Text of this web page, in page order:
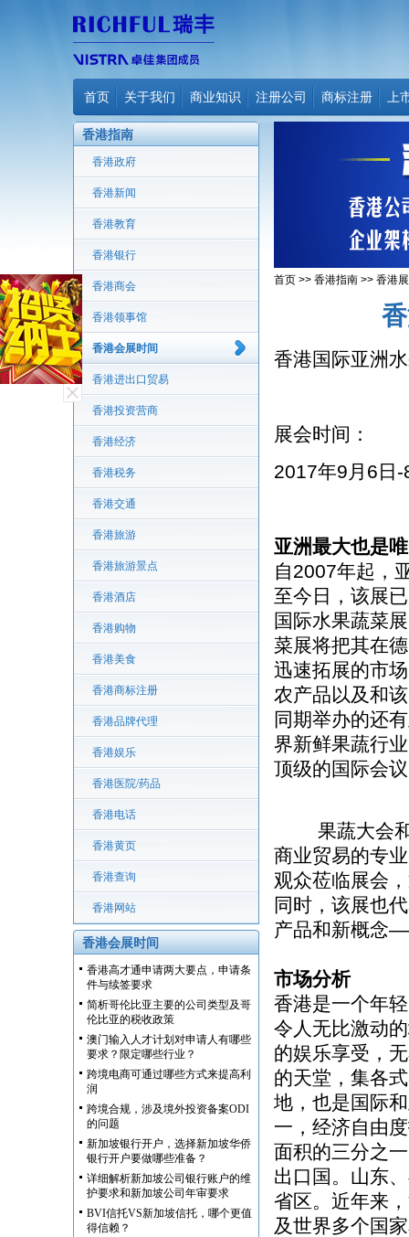
首页 关于我们 商业知识 注册公司 商标注册 上
香港指南
香港政府
香港新闻
香港教育
香港银行
香港商会
香港领事馆
香港会展时间
香港进出口贸易
香港投资营商
香港经济
香港税务
香港交通
香港旅游
香港旅游景点
香港酒店
香港购物
香港美食
香港商标注册
香港品牌代理
香港娱乐
香港医院/药品
香港电话
香港黄页
香港查询
香港网站
香港会展时间
香港高才通申请两大要点，申请条
件与续签要求
简析哥伦比亚主要的公司类型及哥
伦比亚的税收政策
澳门输入人才计划对申请人有哪些
要求？限定哪些行业？
跨境电商可通过哪些方式来提高利
润
跨境合规，涉及境外投资备案ODI
的问题
新加坡银行开户，选择新加坡华侨
银行开户要做哪些准备？
详细解析新加坡公司银行账户的维
护要求和新加坡公司年审要求
BVI信托VS新加坡信托，哪个更值
得信赖？
首页 >> 香港指南 >> 香港
香港国际亚洲
展会时间：
2017年9月6日-
亚洲最大也是
自2007年起，
至今日，该展
国际水果蔬菜
菜展将把其在
迅速拓展的市
农产品以及和
同期举办的还
界新鲜果蔬行
顶级的国际会
果蔬大会和
商业贸易的专
观众莅临展会
同时，该展也
产品和新概念
市场分析
香港是一个年
令人无比激动
的娱乐享受，
的天堂，集各
地，也是国际
一，经济自由
面积的三分之
出口国。山东
省区。近年来
及世界多个国